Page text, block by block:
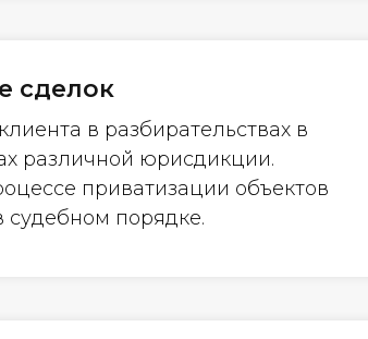
сделок
в разбирательствах в
различной юрисдикции.
приватизации объектов
порядке.